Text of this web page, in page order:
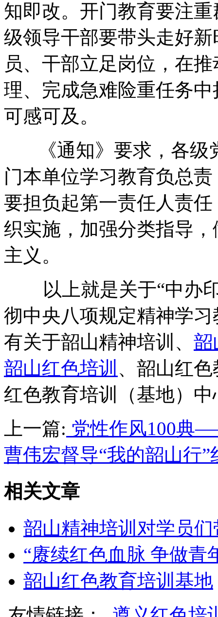
知即改。开门教育要注
级领导干部要带头走好
员、干部立足岗位，在
理、完成急难险重任务
可感可及。
《通知》要求，各级
门本单位学习教育负总
要担负起第一责任人责
织实施，加强分类指导
主义。
以上就是关于“中办印
彻中央八项规定精神学
有关于韶山精神培训、 韶
韶山红色培训 、韶山红
红色教育培训（基地）
上一篇: 党性作风100典
曹伟宏督导“我的韶山行
相关文章
韶山精神培训对学员
“赓续红色血脉 争做
韶山红色教育培训基地